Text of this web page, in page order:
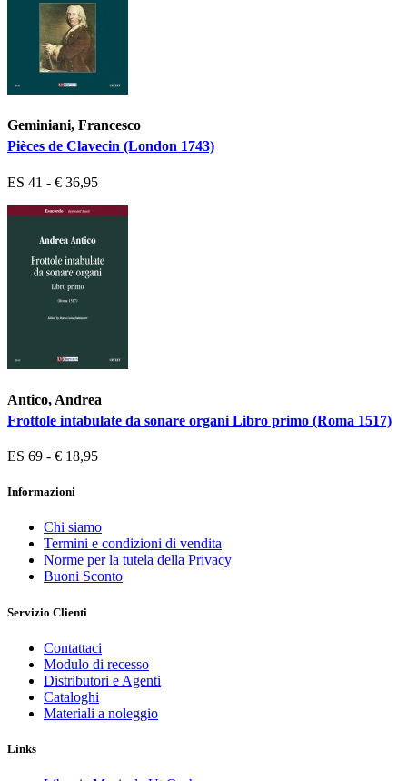
Geminiani, Francesco
Pièces de Clavecin (London 1743)
ES 41 - € 36,95
Antico, Andrea
Frottole intabulate da sonare organi Libro primo (Roma 1517)
ES 69 - € 18,95
Informazioni
Chi siamo
Termini e condizioni di vendita
Norme per la tutela della Privacy
Buoni Sconto
Servizio Clienti
Contattaci
Modulo di recesso
Distributori e Agenti
Cataloghi
Materiali a noleggio
Links